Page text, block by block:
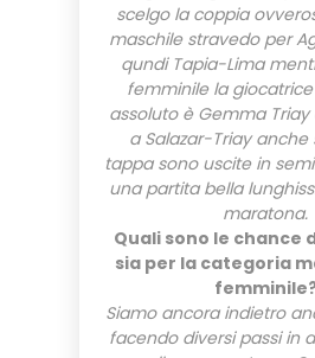
scelgo la coppia
maschile stravedo per
qundi Tapia-Lima
femminile la
assoluto è Gemma
a Salazar-Triay anche
tappa sono uscite in
una partita bella
maratona.
Quali sono le chance
sia per la categoria
Siamo ancora indietro
facendo diversi passi in